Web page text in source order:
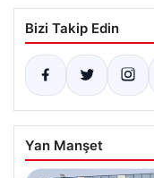
Bizi Takip Edin
Yan Manşet